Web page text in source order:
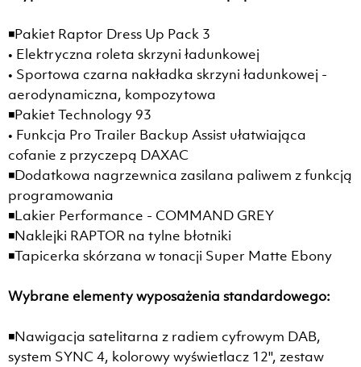
◾Pakiet Raptor Dress Up Pack 3
• Elektryczna roleta skrzyni ładunkowej
• Sportowa czarna nakładka skrzyni ładunkowej -
aerodynamiczna, kompozytowa
◾Pakiet Technology 93
• Funkcja Pro Trailer Backup Assist ułatwiająca
cofanie z przyczepą DAXAC
◾Dodatkowa nagrzewnica zasilana paliwem z funkcją
programowania
◾Lakier Performance - COMMAND GREY
◾Naklejki RAPTOR na tylne błotniki
◾Tapicerka skórzana w tonacji Super Matte Ebony
Wybrane elementy wyposażenia standardowego:
◾Nawigacja satelitarna z radiem cyfrowym DAB,
system SYNC 4, kolorowy wyświetlacz 12'', zestaw